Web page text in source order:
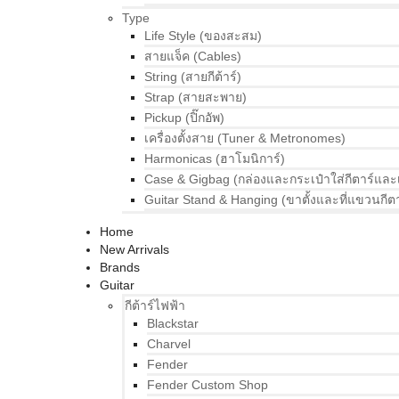
Type
Life Style (ของสะสม)
สายแจ็ค (Cables)
String (สายกีต้าร์)
Strap (สายสะพาย)
Pickup (ปิ๊กอัพ)
เครื่องตั้งสาย (Tuner & Metronomes)
Harmonicas (ฮาโมนิการ์)
Case & Gigbag (กล่องและกระเป๋าใส่กีตาร์และ
Guitar Stand & Hanging (ขาตั้งและที่แขวนกีต
Home
New Arrivals
Brands
Guitar
กีต้าร์ไฟฟ้า
Blackstar
Charvel
Fender
Fender Custom Shop